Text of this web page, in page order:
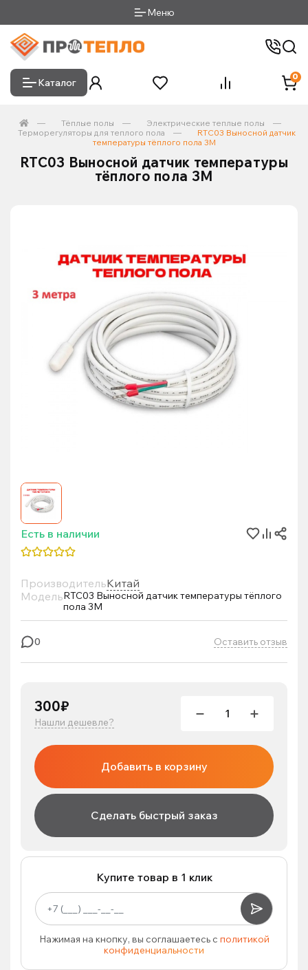
Меню
Каталог
0
Тёплые полы
Электрические теплые полы
Терморегуляторы для теплого пола
RTC03 Выносной датчик
температуры тёплого пола 3М
RTC03 Выносной датчик температуры
тёплого пола 3М
Есть в наличии
ПроизводительКитай
МодельRTC03 Выносной датчик температуры тёплого
пола 3М
0 Оставить отзыв
300₽
Нашли дешевле?
Добавить в корзину
Сделать быстрый заказ
Купите товар в 1 клик
Нажимая на кнопку, вы соглашаетесь с политикой
конфиденциальности